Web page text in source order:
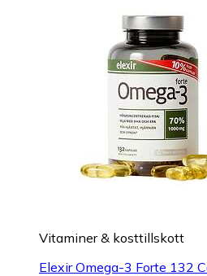
Vitaminer & kosttillskott
Elexir Omega-3 Forte 132